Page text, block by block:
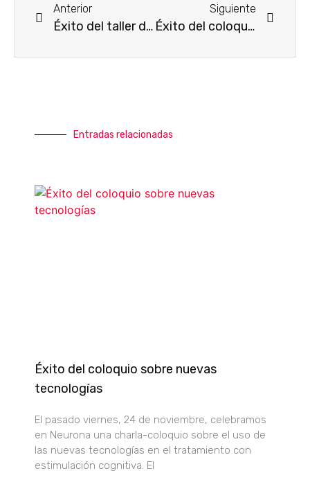
Anterior
Éxito del taller de musicoterapia en Neurona
Siguiente
Éxito del coloquio sobre nuevas tecnologías
Entradas relacionadas
Éxito del coloquio sobre nuevas
tecnologías
El pasado viernes, 24 de noviembre, celebramos
en Neurona una charla-coloquio sobre el uso de
las nuevas tecnologías en el tratamiento con
estimulación cognitiva. El